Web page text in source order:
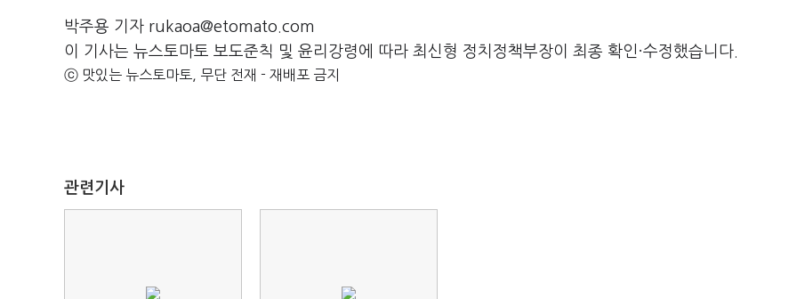
박주용 기자 rukaoa@etomato.com
이 기사는 뉴스토마토 보도준칙 및 윤리강령에 따라 최신형 정치정책부장이 최종 확인·수정했습니다.
ⓒ 맛있는 뉴스토마토, 무단 전재 - 재배포 금지
관련기사